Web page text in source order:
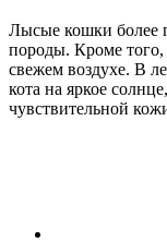
Лысые кошки более
породы. Кроме
свежем воздухе. В
кота на яркое
чувствительной